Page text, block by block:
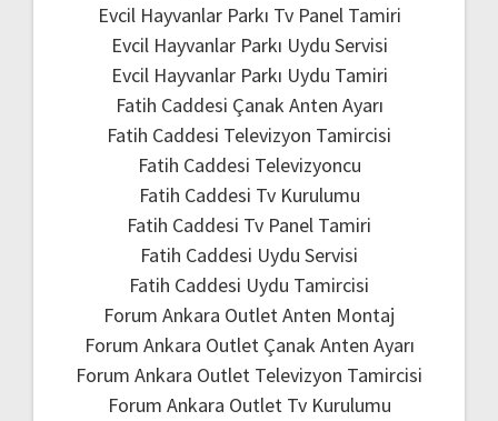
Evcil Hayvanlar Parkı Tv Panel Tamiri
Evcil Hayvanlar Parkı Uydu Servisi
Evcil Hayvanlar Parkı Uydu Tamiri
Fatih Caddesi Çanak Anten Ayarı
Fatih Caddesi Televizyon Tamircisi
Fatih Caddesi Televizyoncu
Fatih Caddesi Tv Kurulumu
Fatih Caddesi Tv Panel Tamiri
Fatih Caddesi Uydu Servisi
Fatih Caddesi Uydu Tamircisi
Forum Ankara Outlet Anten Montaj
Forum Ankara Outlet Çanak Anten Ayarı
Forum Ankara Outlet Televizyon Tamircisi
Forum Ankara Outlet Tv Kurulumu